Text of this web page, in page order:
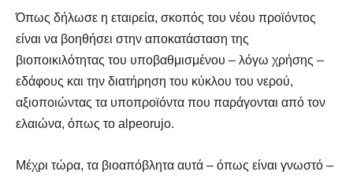
Όπως δήλωσε η εταιρεία, σκοπός του νέου προϊόντος
είναι να βοηθήσει στην αποκατάσταση της
βιοποικιλότητας του υποβαθμισμένου – λόγω χρήσης –
εδάφους και την διατήρηση του κύκλου του νερού,
αξιοποιώντας τα υποπροϊόντα που παράγονται από τον
ελαιώνα, όπως το alpeοrujo.
Μέχρι τώρα, τα βιοαπόβλητα αυτά – όπως είναι γνωστό –